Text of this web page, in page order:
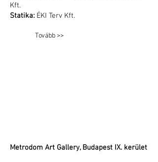
Kft.
Statika: ÉKI Terv Kft.
Tovább >>
Metrodom Art Gallery, Budapest IX. kerület